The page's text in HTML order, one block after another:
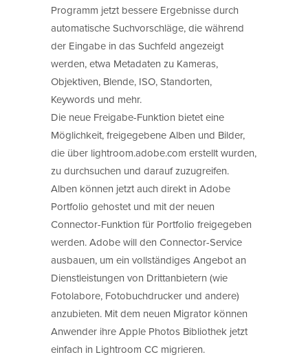
Programm jetzt bessere Ergebnisse durch
automatische Suchvorschläge, die während
der Eingabe in das Suchfeld angezeigt
werden, etwa Metadaten zu Kameras,
Objektiven, Blende, ISO, Standorten,
Keywords und mehr.
Die neue Freigabe-Funktion bietet eine
Möglichkeit, freigegebene Alben und Bilder,
die über lightroom.adobe.com erstellt wurden,
zu durchsuchen und darauf zuzugreifen.
Alben können jetzt auch direkt in Adobe
Portfolio gehostet und mit der neuen
Connector-Funktion für Portfolio freigegeben
werden. Adobe will den Connector-Service
ausbauen, um ein vollständiges Angebot an
Dienstleistungen von Drittanbietern (wie
Fotolabore, Fotobuchdrucker und andere)
anzubieten. Mit dem neuen Migrator können
Anwender ihre Apple Photos Bibliothek jetzt
einfach in Lightroom CC migrieren.